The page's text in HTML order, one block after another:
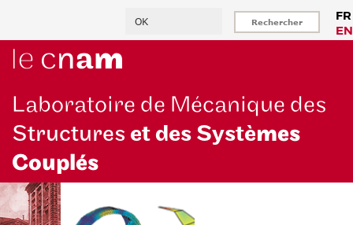
principal
FR
EN
Laboratoire de Mécanique des
Structures et des Systèmes
Couplés